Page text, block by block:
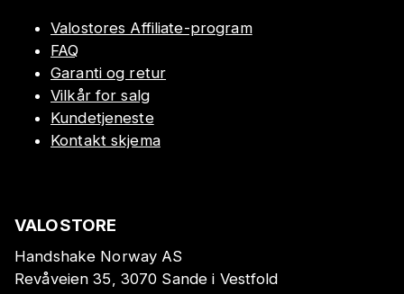
Valostores Affiliate-program
FAQ
Garanti og retur
Vilkår for salg
Kundetjeneste
Kontakt skjema
VALOSTORE
Handshake Norway AS
Revåveien 35, 3070 Sande i Vestfold